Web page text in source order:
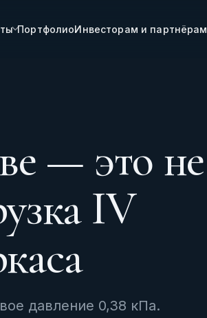
ПортфолиоИнвесторам и партнёрам
— это не
IV
давление 0,38 кПа.